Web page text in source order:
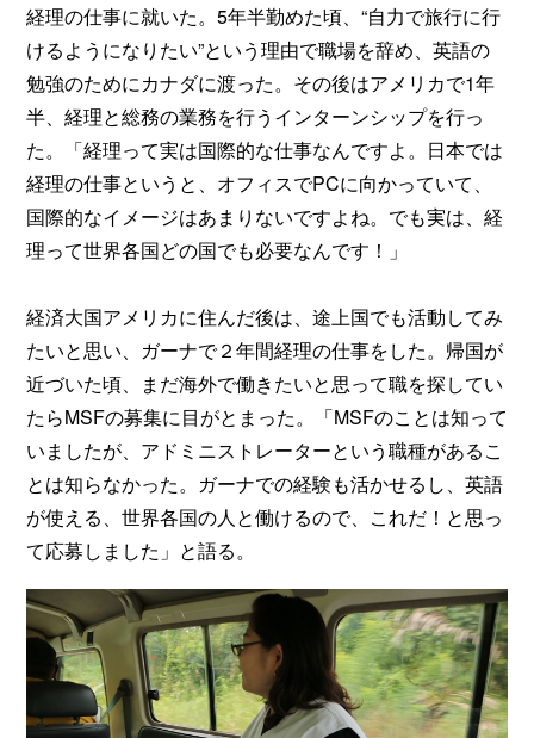
経理の仕事に就いた。5年半勤めた頃、“自力で旅行に行
けるようになりたい”という理由で職場を辞め、英語の
勉強のためにカナダに渡った。その後はアメリカで1年
半、経理と総務の業務を行うインターンシップを行っ
た。「経理って実は国際的な仕事なんですよ。日本では
経理の仕事というと、オフィスでPCに向かっていて、
国際的なイメージはあまりないですよね。でも実は、経
理って世界各国どの国でも必要なんです！」
経済大国アメリカに住んだ後は、途上国でも活動してみ
たいと思い、ガーナで２年間経理の仕事をした。帰国が
近づいた頃、まだ海外で働きたいと思って職を探してい
たらMSFの募集に目がとまった。「MSFのことは知って
いましたが、アドミニストレーターという職種があるこ
とは知らなかった。ガーナでの経験も活かせるし、英語
が使える、世界各国の人と働けるので、これだ！と思っ
て応募しました」と語る。